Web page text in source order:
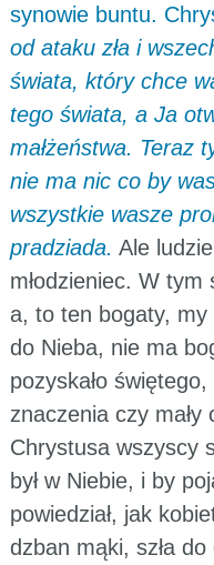
synowie buntu.
od ataku zła i
świata, który chce
tego świata, a Ja
małżeństwa. Teraz
nie ma nic co by
wszystkie wasze
pradziada. Ale
młodzieniec. W
a, to ten bogaty,
do Nieba, nie ma
pozyskało
znaczenia czy
Chrystusa wszyscy
był w Niebie, i by
powiedział, jak
dzban mąki, szła